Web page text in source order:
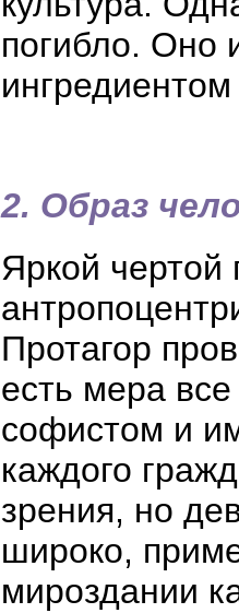
погибло. Оно
2. Образ
Яркой чертой
Протагор
есть мера
софистом и
каждого
зрения, но
широко,
мироздании